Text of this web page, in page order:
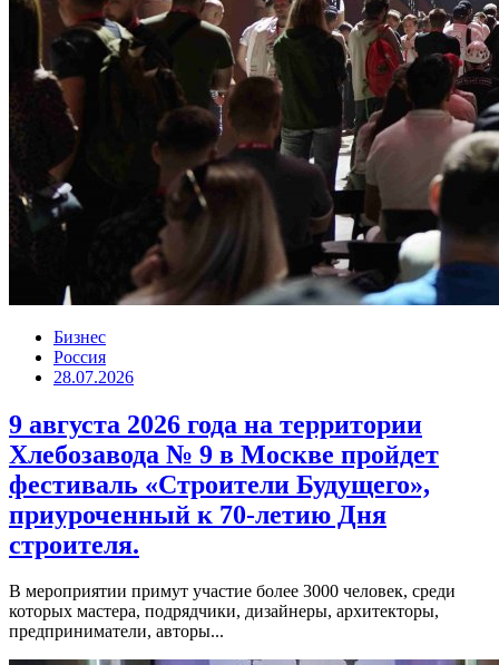
Бизнес
Россия
28.07.2026
9 августа 2026 года на территории
Хлебозавода № 9 в Москве пройдет
фестиваль «Строители Будущего»,
приуроченный к 70-летию Дня
строителя.
В мероприятии примут участие более 3000 человек, среди
которых мастера, подрядчики, дизайнеры, архитекторы,
предприниматели, авторы...